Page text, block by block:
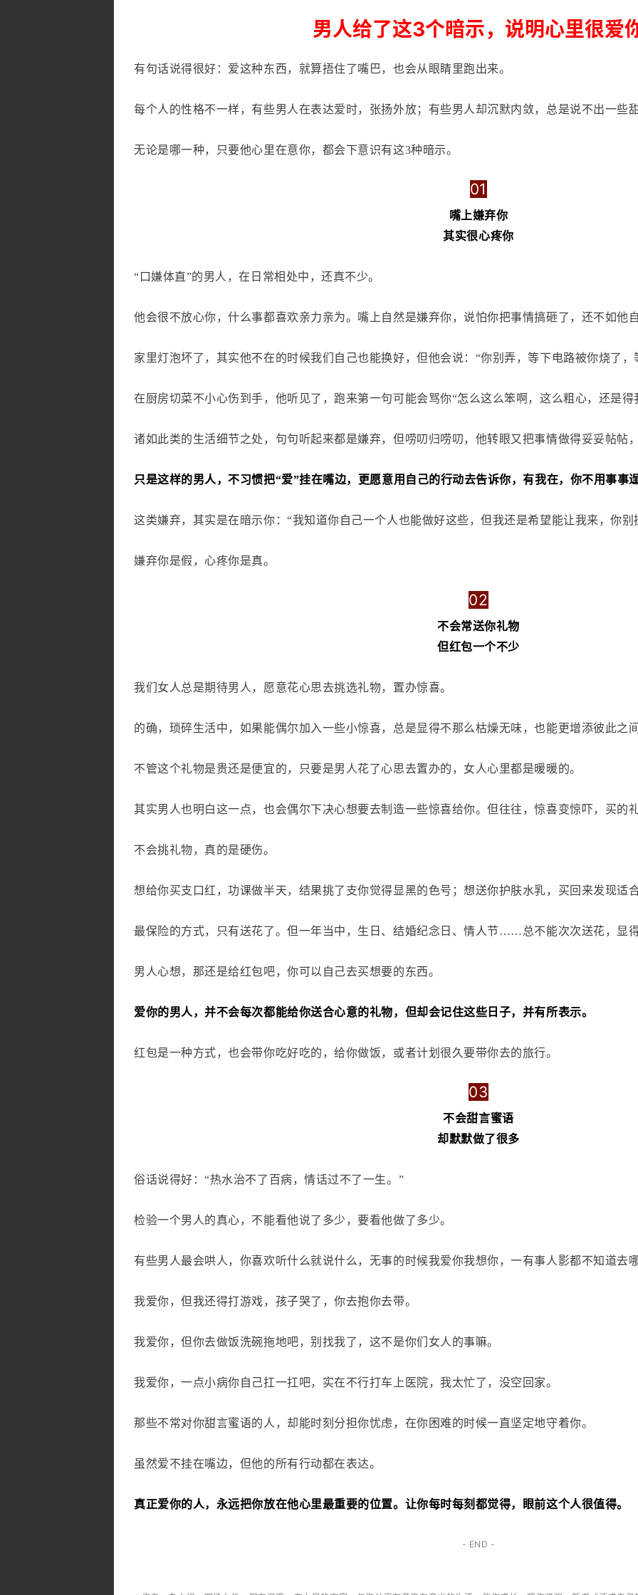
男人给了这3个暗示，说明心里很爱
有句话说得很好：爱这种东西，就算捂住了嘴巴，也会从眼睛里跑出来。
每个人的性格不一样，有些男人在表达爱时，张扬外放；有些男人却沉默内敛，总是说不出一些
无论是哪一种，只要他心里在意你，都会下意识有这3种暗示。
01
嘴上嫌弃你
其实很心疼你
“口嫌体直”的男人，在日常相处中，还真不少。
他会很不放心你，什么事都喜欢亲力亲为。嘴上自然是嫌弃你，说怕你把事情搞砸了，还不如他
家里灯泡坏了，其实他不在的时候我们自己也能换好，但他会说：“你别弄，等下电路被你烧了，
在厨房切菜不小心伤到手，他听见了，跑来第一句可能会骂你“怎么这么笨啊，这么粗心，还是
诸如此类的生活细节之处，句句听起来都是嫌弃，但唠叨归唠叨，他转眼又把事情做得妥妥帖帖
只是这样的男人，不习惯把“爱”挂在嘴边，更愿意用自己的行动去告诉你，有我在，你不用事事
这类嫌弃，其实是在暗示你：“我知道你自己一个人也能做好这些，但我还是希望能让我来，你
嫌弃你是假，心疼你是真。
02
不会常送你礼物
但红包一个不少
我们女人总是期待男人，愿意花心思去挑选礼物，置办惊喜。
的确，琐碎生活中，如果能偶尔加入一些小惊喜，总是显得不那么枯燥无味，也能更增添彼此之
不管这个礼物是贵还是便宜的，只要是男人花了心思去置办的，女人心里都是暖暖的。
其实男人也明白这一点，也会偶尔下决心想要去制造一些惊喜给你。但往往，惊喜变惊吓，买的
不会挑礼物，真的是硬伤。
想给你买支口红，功课做半天，结果挑了支你觉得显黑的色号；想送你护肤水乳，买回来发现适
最保险的方式，只有送花了。但一年当中，生日、结婚纪念日、情人节……总不能次次送花，显
男人心想，那还是给红包吧，你可以自己去买想要的东西。
爱你的男人，并不会每次都能给你送合心意的礼物，但却会记住这些日子，并有所表示。
红包是一种方式，也会带你吃好吃的，给你做饭，或者计划很久要带你去的旅行。
03
不会甜言蜜语
却默默做了很多
俗话说得好：“热水治不了百病，情话过不了一生。”
检验一个男人的真心，不能看他说了多少，要看他做了多少。
有些男人最会哄人，你喜欢听什么就说什么，无事的时候我爱你我想你，一有事人影都不知道去
我爱你，但我还得打游戏，孩子哭了，你去抱你去带。
我爱你，但你去做饭洗碗拖地吧，别找我了，这不是你们女人的事嘛。
我爱你，一点小病你自己扛一扛吧，实在不行打车上医院，我太忙了，没空回家。
那些不常对你甜言蜜语的人，却能时刻分担你忧虑，在你困难的时候一直坚定地守着你。
虽然爱不挂在嘴边，但他的所有行动都在表达。
真正爱你的人，永远把你放在他心里最重要的位置。让你每时每刻都觉得，眼前这个人很值得。
- END -